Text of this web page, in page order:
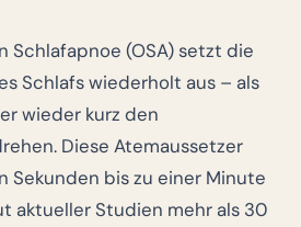
Schlafapnoe (OSA) setzt die
Schlafs wiederholt aus – als
wieder kurz den
Diese Atemaussetzer
Sekunden bis zu einer Minute
aktueller Studien mehr als 30